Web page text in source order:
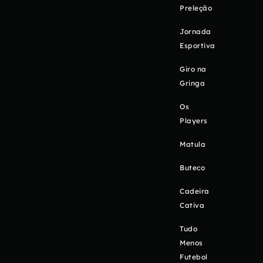
Preleção
Jornada
Esportiva
Giro na
Gringa
Os
Players
Matula
Buteco
Cadeira
Cativa
Tudo
Menos
Futebol